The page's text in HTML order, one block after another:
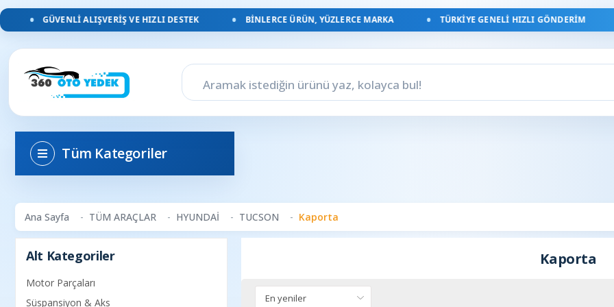
GÜVENLI ALIŞVERIŞ VE HIZLI DESTEK BINLERCE ÜRÜN, YÜZLERCE MARKA TÜRKIYE GENELI HIZLI GÖNDERIM
Tüm Kategoriler
Ana Sayfa TÜM ARAÇLAR HYUNDAİ TUCSON Kaporta
Alt Kategoriler
Motor Parçaları
Süspansiyon & Aks
Kaporta